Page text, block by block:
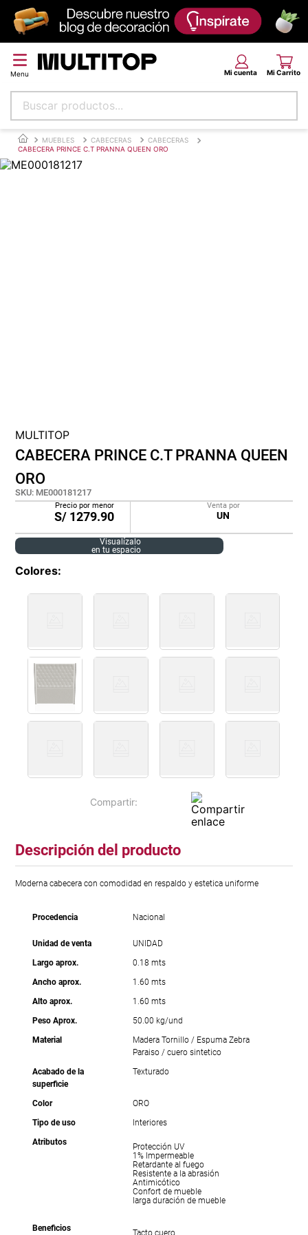
Buscar productos...
MUEBLES CABECERAS
CABECERAS
CABECERA PRINCE C.T PRANNA QUEEN ORO
MULTITOP
CABECERA PRINCE C.T PRANNA QUEEN
ORO
SKU: ME000181217
Precio por menor
S/ 1279.90
Venta por
UN
Visualízalo
en tu espacio
Colores
Descripción del producto
Moderna cabecera con comodidad en respaldo y estetica uniforme
Procedencia Nacional
Unidad de venta
UNIDAD
Largo aprox.
0.18 mts
Ancho aprox.
1.60 mts
Alto aprox.
1.60 mts
Peso Aprox.
50.00 kg/und
Material
Madera Tornillo / Espuma Zebra
Paraiso / cuero sintetico
Acabado de la
superficie
Texturado
Color
ORO
Tipo de uso
Interiores
Atributos
Protección UV
1% Impermeable
Retardante al fuego
Resistente a la abrasión
Antimicótico
Confort de mueble
larga duración de mueble
Beneficios Tacto cuero
Términos más buscados
papel tapiz